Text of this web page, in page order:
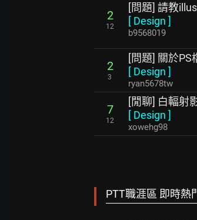
2
12
[問題] 請教
[ Design ]
b9568019
2
3
[問題] 關於
[ Design ]
ryan5678tw
7
12
[閒聊] 白輻射
[ Design ]
xowehg98
PTT職涯區 即時熱